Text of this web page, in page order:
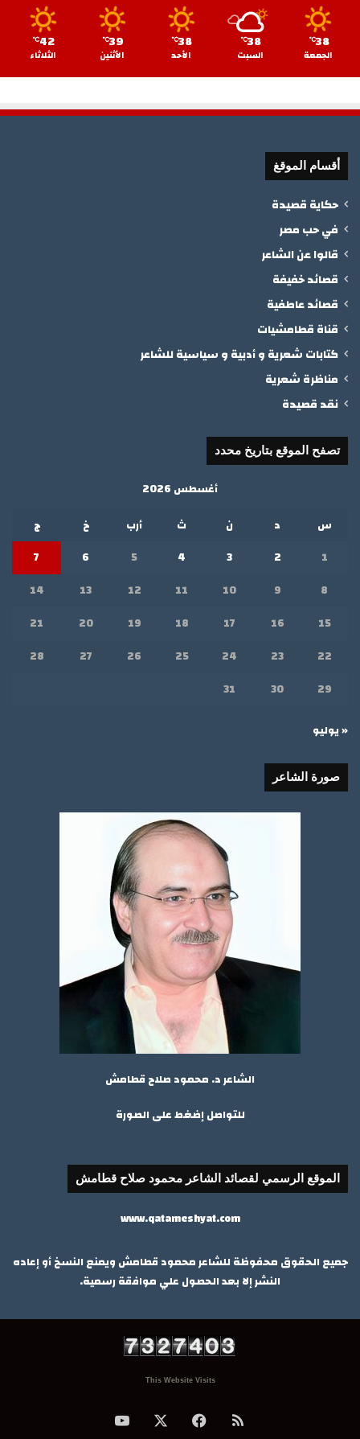
38
℃
الجمعة
38
℃
السبت
38
℃
الأحد
39
℃
الأثنين
42
℃
الثلاثاء
أقسام الموقغ
حكاية قصيدة
في حب مصر
قالوا عن الشاعر
قصائد خفيفة
قصائد عاطفية
قناة قطامشيات
كتابات شعرية و أدبية و سياسية للشاعر
مناظرة شعرية
نقد قصيدة
تصفح الموقع بتاريخ محدد
أغسطس 2026
س
د ن ث أرب خ
ج
1
2
3
4
5
6
7
8
9
10
11
12
13
14
15
16
17
18
19
20
21
22
23
24
25
26
27
28
29
30
31
« يوليو
صورة الشاعر
الشاعر د. محمود صلاح قطامش
للتواصل إضغط على الصورة
الموقع الرسمي لقصائد الشاعر محمود صلاح قطامش
www.qatameshyat.com
جميع الحقوق محفوظة للشاعر محمود قطامش ويمنع النسخ أو إعاده
النشر إلا بعد الحصول علي موافقة رسمية.
This Website Visits
ملخصفيسبوك ‫YouTube